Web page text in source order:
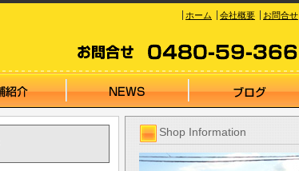
ホーム 会社概要 お問合せ
Shop Information